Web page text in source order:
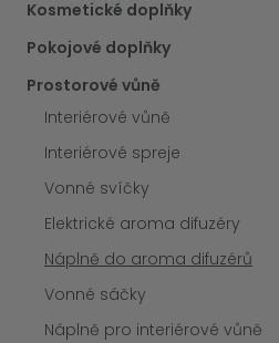
Kosmetické doplňky
Pokojové doplňky
Prostorové vůně
Interiérové vůně
Interiérové spreje
Vonné svíčky
Elektrické aroma difuzéry
Náplně do aroma difuzérů
Vonné sáčky
Náplně pro interiérové vůně